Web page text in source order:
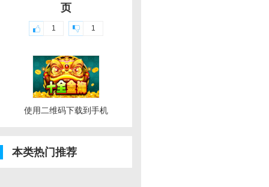
页
1 1
使用二维码下载到手机
本类热门推荐